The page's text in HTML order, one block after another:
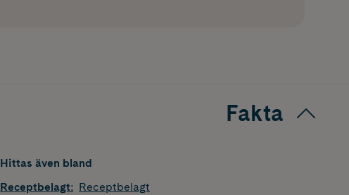
Fakta
Hittas även bland
Receptbelagt: Receptbelagt